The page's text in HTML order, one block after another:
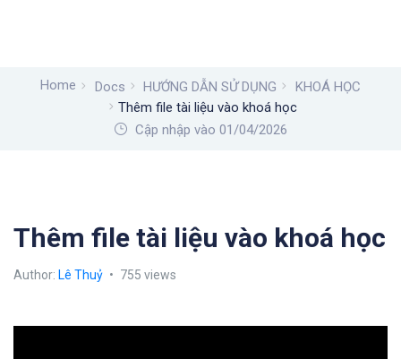
Home Docs HƯỚNG DẪN SỬ DỤNG
KHOÁ HỌC
Thêm file tài liệu vào khoá học
Cập nhập vào 01/04/2026
Thêm file tài liệu vào khoá học
Author: Lê Thuỷ 755 views